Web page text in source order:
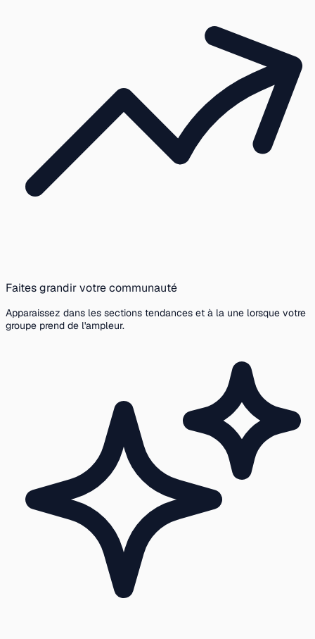
Faites grandir votre communauté
Apparaissez dans les sections tendances et à la une lorsque votre
groupe prend de l'ampleur.